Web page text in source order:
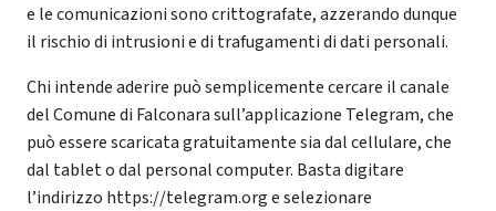
e le comunicazioni sono crittografate, azzerando dunque
il rischio di intrusioni e di trafugamenti di dati personali.
Chi intende aderire può semplicemente cercare il canale
del Comune di Falconara sull’applicazione Telegram, che
può essere scaricata gratuitamente sia dal cellulare, che
dal tablet o dal personal computer. Basta digitare
l’indirizzo https://telegram.org e selezionare